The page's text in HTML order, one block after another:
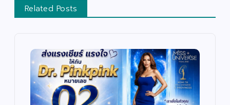
Related Posts